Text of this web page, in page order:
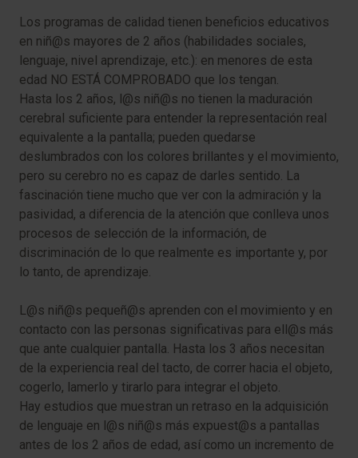
Los programas de calidad tienen beneficios educativos
en niñ@s mayores de 2 años (habilidades sociales,
lenguaje, nivel aprendizaje, etc.): en menores de esta
edad NO ESTÁ COMPROBADO que los tengan.
Hasta los 2 años, l@s niñ@s no tienen la maduración
cerebral suficiente para entender la representación real
equivalente a la pantalla; pueden quedarse
deslumbrados con los colores brillantes y el movimiento,
pero su cerebro no es capaz de darles sentido. La
fascinación tiene mucho que ver con la admiración y la
pasividad, a diferencia de la atención que conlleva unos
procesos de selección de la información, de
discriminación de lo que realmente es importante y, por
lo tanto, de aprendizaje.
L@s niñ@s pequeñ@s aprenden con el movimiento y en
contacto con las personas significativas para ell@s más
que ante cualquier pantalla. Hasta los 3 años necesitan
de la experiencia real del tacto, de correr hacia el objeto,
cogerlo, lamerlo y tirarlo para integrar el objeto.
Hay estudios que muestran un retraso en la adquisición
de lenguaje en l@s niñ@s más expuest@s a pantallas
antes de los 2 años de edad, así como un incremento de